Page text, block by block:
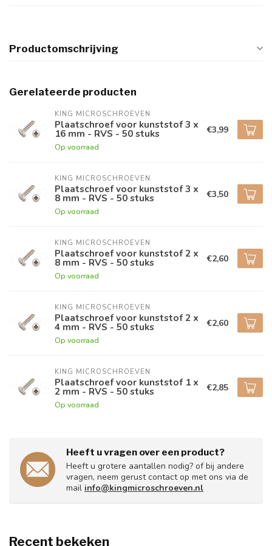
Productomschrijving
Gerelateerde producten
KING MICROSCHROEVEN
Plaatschroef voor kunststof 3 x
16 mm - RVS - 50 stuks
Op voorraad
€3,99
KING MICROSCHROEVEN
Plaatschroef voor kunststof 3 x
8 mm - RVS - 50 stuks
Op voorraad
€3,50
KING MICROSCHROEVEN
Plaatschroef voor kunststof 2 x
8 mm - RVS - 50 stuks
Op voorraad
€2,60
KING MICROSCHROEVEN
Plaatschroef voor kunststof 2 x
4 mm - RVS - 50 stuks
Op voorraad
€2,60
KING MICROSCHROEVEN
Plaatschroef voor kunststof 1 x
2 mm - RVS - 50 stuks
Op voorraad
€2,85
Heeft u vragen over een product?
Heeft u grotere aantallen nodig? of bij andere
vragen, neem gerust contact op met ons via de
mail info@kingmicroschroeven.nl
Recent bekeken